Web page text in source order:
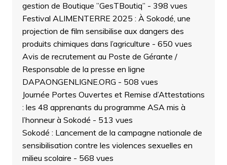
gestion de Boutique ”GesTBoutiq” - 398 vues
Festival ALIMENTERRE 2025 : À Sokodé, une
projection de film sensibilise aux dangers des
produits chimiques dans l’agriculture - 650 vues
Avis de recrutement au Poste de Gérante /
Responsable de la presse en ligne
DAPAONGENLIGNE.ORG - 508 vues
Journée Portes Ouvertes et Remise d’Attestations
: les 48 apprenants du programme ASA mis à
l’honneur à Sokodé - 513 vues
Sokodé : Lancement de la campagne nationale de
sensibilisation contre les violences sexuelles en
milieu scolaire - 568 vues